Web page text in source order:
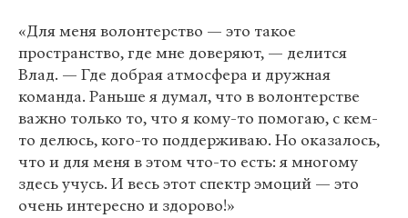
«Для меня волонтерство — это такое
пространство, где мне доверяют, — делится
Влад. — Где добрая атмосфера и дружная
команда. Раньше я думал, что в волонтерстве
важно только то, что я кому-то помогаю, с кем-
то делюсь, кого-то поддерживаю. Но оказалось,
что и для меня в этом что-то есть: я многому
здесь учусь. И весь этот спектр эмоций — это
очень интересно и здорово!»